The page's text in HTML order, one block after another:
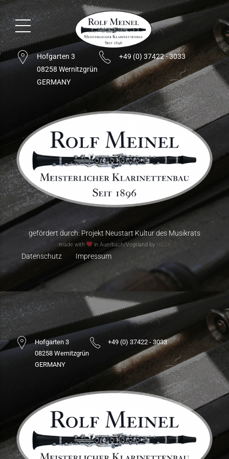
Hofgarten 3
08258 Wernitzgrün
GERMANY
+49 (0) 37422 - 3033
gefördert durch: Projekt Neustart Kultur des Musikrats
made with in Auerbach/Vogtland by HD24
Datenschutz Impressum
Hofgarten 3
08258 Wernitzgrün
GERMANY
+49 (0) 37422 - 3033